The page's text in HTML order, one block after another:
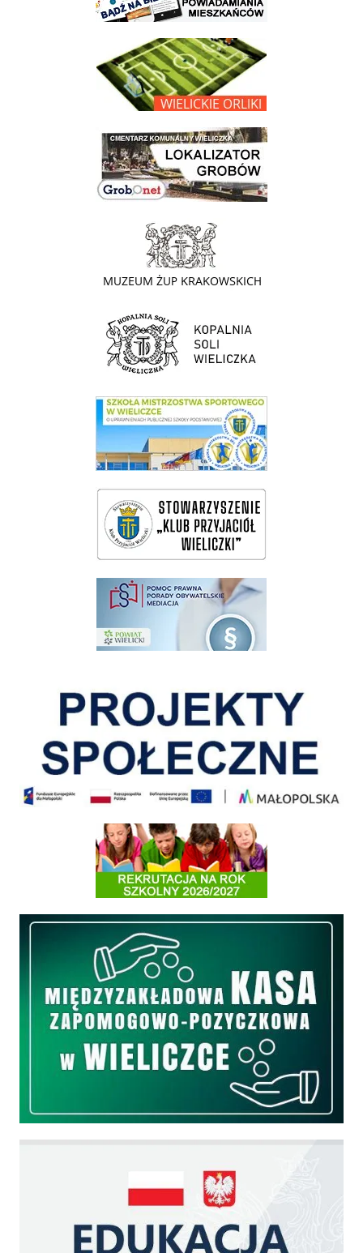
link do opisu projektu Wielickie Orliki
link do lokalizatora grobów na wielickim cmentarzu - grobnet
link do strony - Muzeum Żup Krakowskich Wieliczka
link do strony Kopalni Soli Wieliczka
link do SMS Wieliczka
wieliczka-wieliczanie na bis
pomoc prawna wieliczka
Informacja o terminach rekrutacji na rok szkolny 2026/2027
Międzyzakładowa Kasa Zapomogowo - Pożyczkowa